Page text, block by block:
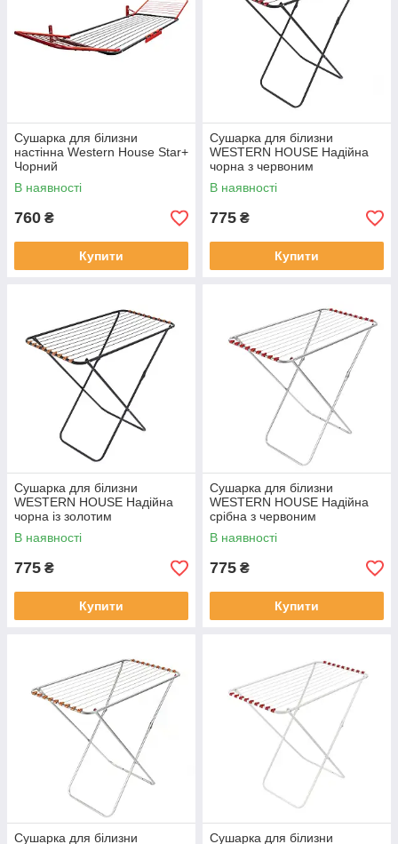
Сушарка для білизни
настінна Western House Star+
Чорний
В наявності
760 ₴
Купити
Сушарка для білизни
WESTERN HOUSE Надійна
чорна з червоним
В наявності
775 ₴
Купити
Сушарка для білизни
WESTERN HOUSE Надійна
чорна із золотим
В наявності
775 ₴
Купити
Сушарка для білизни
WESTERN HOUSE Надійна
срібна з червоним
В наявності
775 ₴
Купити
Сушарка для білизни
Сушарка для білизни